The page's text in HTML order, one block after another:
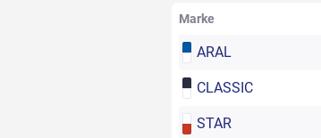
Marke
ARAL
CLASSIC
STAR